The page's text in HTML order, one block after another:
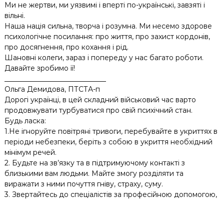
Ми не жертви, ми уязвимі і вперті по-українські, завзяті і
вільні.
Наша нація сильна, творча і розумна. Ми несемо здорове
психологічне посилання: про життя, про захист кордонів,
про досягнення, про кохання і рід.
Шановні колеги, зараз і попереду у нас багато роботи.
Давайте зробимо її!
Ольга Демидова, ПТСТА-п
Дорогі українці, в цей складний військовий час варто
продовжувати турбуватися про свій психічний стан.
Будь ласка:
1.Не ігноруйте повітряні тривоги, перебувайте в укриттях в
періоди небезпеки, беріть з собою в укриття необхідний
мінімум речей.
2. Будьте на зв’язку та в підтримуючому контакті з
близькими вам людьми. Майте змогу розділяти та
виражати з ними почуття гніву, страху, суму.
3. Звертайтесь до спеціалістів за професійною допомогою,